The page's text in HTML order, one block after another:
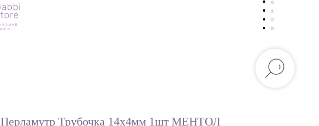
Перламутр Трубочка 14х4мм 1шт МЕНТОЛ